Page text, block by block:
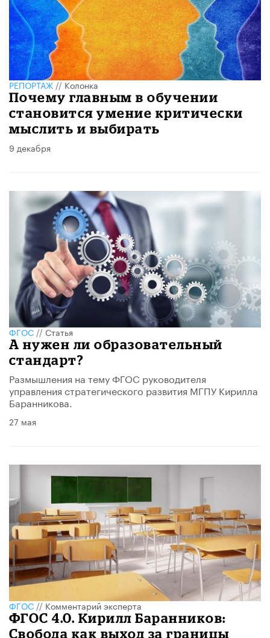
РЕПОРТАЖ//Колонка
Почему главным в обучении
становится умение критически
мыслить и выбирать
9 декабря
ФГОС//Статья
А нужен ли образовательный
стандарт?
Размышления на тему ФГОС руководителя
управления стратегического развития МГПУ Кирилла
Баранникова.
27 мая
ФГОС//Комментарий эксперта
ФГОС 4.0. Кирилл Баранников:
Свобода как выход за границы